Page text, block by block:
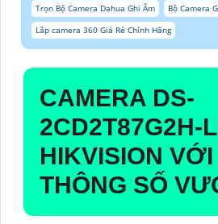
Trọn Bộ Camera Dahua Ghi Âm
Bộ Camera
Lắp camera 360 Giá Rẻ Chính Hãng
CAMERA DS-
2CD2T87G2H-
HIKVISION
THÔNG SỐ